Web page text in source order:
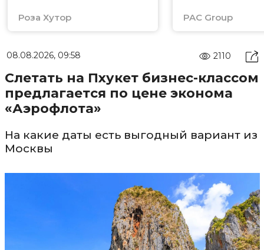
Роза Хутор PAC Group
08.08.2026, 09:58 2110
Слетать на Пхукет бизнес-классом
предлагается по цене эконома
«Аэрофлота»
На какие даты есть выгодный вариант из
Москвы